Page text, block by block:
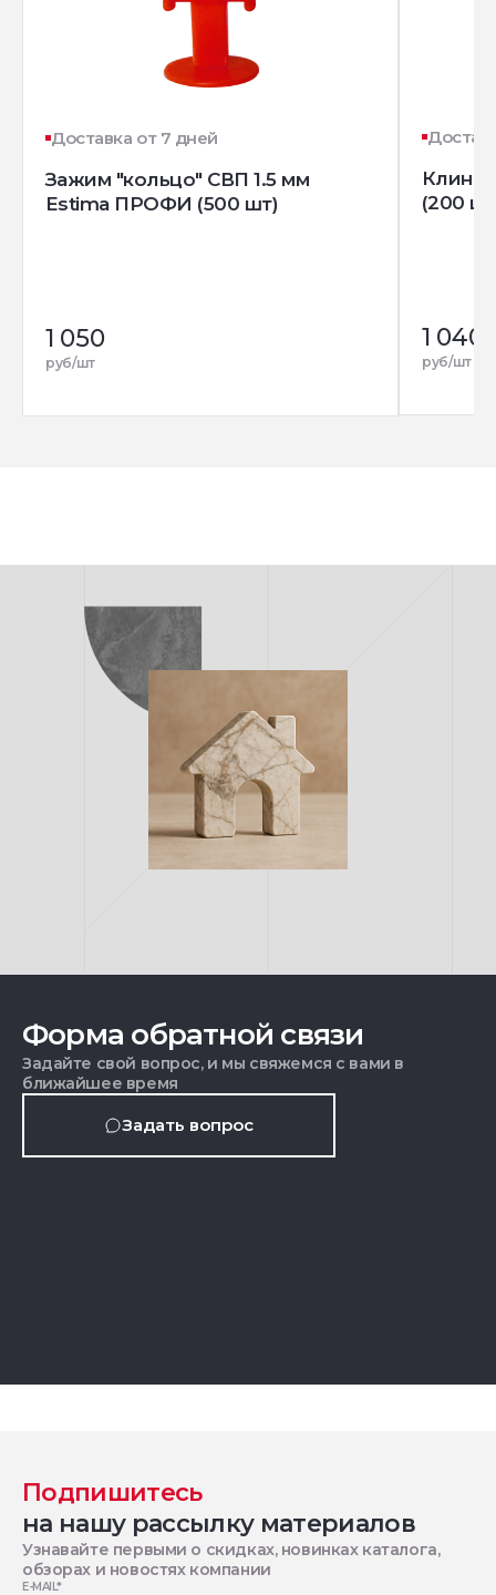
Доставка от 7 дней
Зажим "кольцо" СВП 1.5 мм
Estima ПРОФИ (500 шт)
1 050
руб/шт
Клин
(200
1 040
руб/шт
Форма обратной связи
Задайте свой вопрос, и мы свяжемся с вами в
ближайшее время
Задать вопрос
Подпишитесь
на нашу рассылку материалов
Узнавайте первыми о скидках, новинках каталога,
обзорах и новостях компании
E-MAIL*